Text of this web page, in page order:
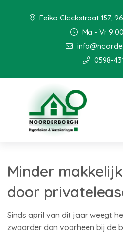
Feiko Clockstraat 157,
Ma - Vr
0598-
Minder
door
Sinds april van dit jaar weegt
zwaarder dan voorheen bij de